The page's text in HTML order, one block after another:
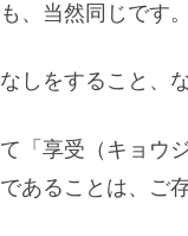
、当然同じです。
しをすること、
「享受（キョウ
あることは、ご